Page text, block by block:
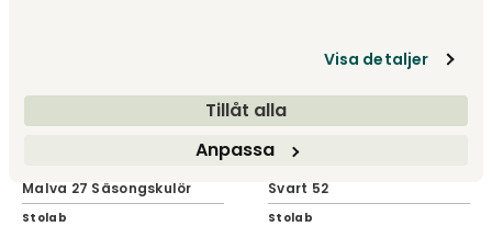
Visa detaljer
Tillåt alla
Anpassa
Malva 27 Säsongskulör
Stolab
Svart 52
Stolab